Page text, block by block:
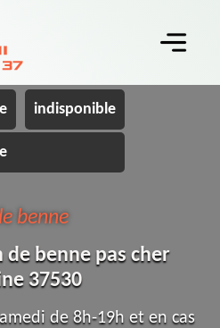
indisponible
benne
benne pas cher
37530
de 8h-19h et en cas